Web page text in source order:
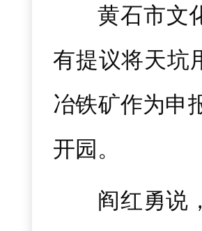
黄石市文
有提议将天坑
冶铁矿作为申
开园。
阎红勇说